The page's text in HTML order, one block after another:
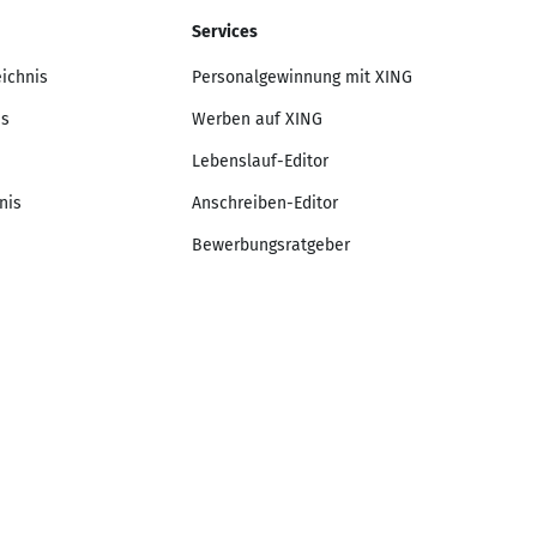
Services
Personalgewinnung mit XING
Werben auf XING
Lebenslauf-Editor
Anschreiben-Editor
Bewerbungsratgeber